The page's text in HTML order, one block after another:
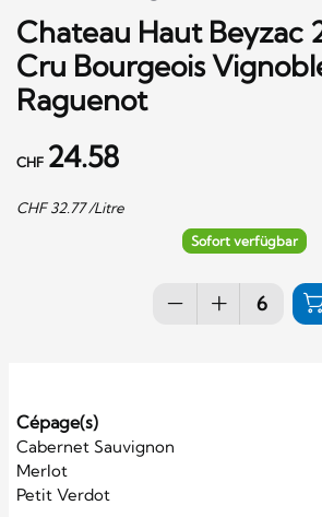
Chateau Haut Beyzac
Cru Bourgeois
Raguenot
CHF 24.58
CHF32.77/Litre
Sofort verfügbar
Cépage(s)
Cabernet Sauvignon
Merlot
Petit Verdot